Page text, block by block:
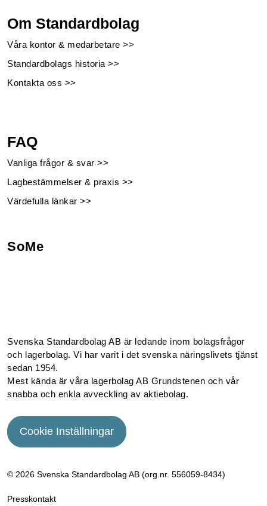
Om Standardbolag
Våra kontor & medarbetare >>
Standardbolags historia >>
Kontakta oss >>
FAQ
Vanliga frågor & svar >>
Lagbestämmelser & praxis >>
Värdefulla länkar >>
SoMe
Svenska Standardbolag AB är ledande inom bolagsfrågor
och lagerbolag. Vi har varit i det svenska näringslivets tjänst
sedan 1954.
Mest kända är våra lagerbolag AB Grundstenen och vår
snabba och enkla avveckling av aktiebolag.
Cookie Inställningar
© 2026 Svenska Standardbolag AB (org.nr. 556059­-8434)
Presskontakt